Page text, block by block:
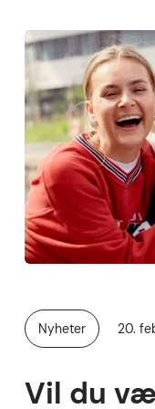
Vil du
Kategori:
Nyheter 20.